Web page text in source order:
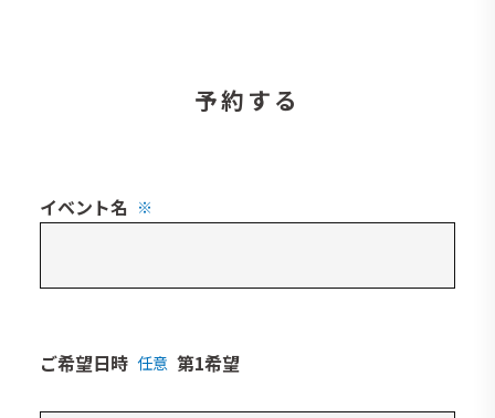
予約する
イベント名 ※
ご希望日時 任意 第1希望